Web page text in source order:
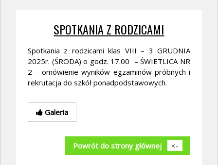
SPOTKANIA Z RODZICAMI
Spotkania z rodzicami klas VIII – 3 GRUDNIA
2025r. (ŚRODA) o godz. 17.00 – ŚWIETLICA NR
2 – omówienie wyników egzaminów próbnych i
rekrutacja do szkół ponadpodstawowych.
Galeria
Powrót do strony głównej <-